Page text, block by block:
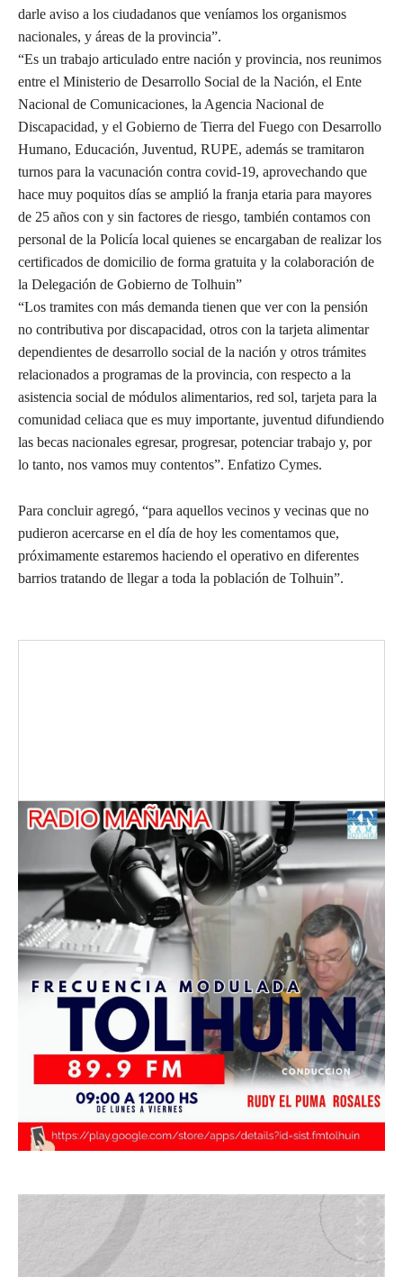
darle aviso a los ciudadanos que veníamos los organismos
nacionales, y áreas de la provincia”.
“Es un trabajo articulado entre nación y provincia, nos reunimos
entre el Ministerio de Desarrollo Social de la Nación, el Ente
Nacional de Comunicaciones, la Agencia Nacional de
Discapacidad, y el Gobierno de Tierra del Fuego con Desarrollo
Humano, Educación, Juventud, RUPE, además se tramitaron
turnos para la vacunación contra covid-19, aprovechando que
hace muy poquitos días se amplió la franja etaria para mayores
de 25 años con y sin factores de riesgo, también contamos con
personal de la Policía local quienes se encargaban de realizar los
certificados de domicilio de forma gratuita y la colaboración de
la Delegación de Gobierno de Tolhuin”
“Los tramites con más demanda tienen que ver con la pensión
no contributiva por discapacidad, otros con la tarjeta alimentar
dependientes de desarrollo social de la nación y otros trámites
relacionados a programas de la provincia, con respecto a la
asistencia social de módulos alimentarios, red sol, tarjeta para la
comunidad celiaca que es muy importante, juventud difundiendo
las becas nacionales egresar, progresar, potenciar trabajo y, por
lo tanto, nos vamos muy contentos”. Enfatizo Cymes.
Para concluir agregó, “para aquellos vecinos y vecinas que no
pudieron acercarse en el día de hoy les comentamos que,
próximamente estaremos haciendo el operativo en diferentes
barrios tratando de llegar a toda la población de Tolhuin”.